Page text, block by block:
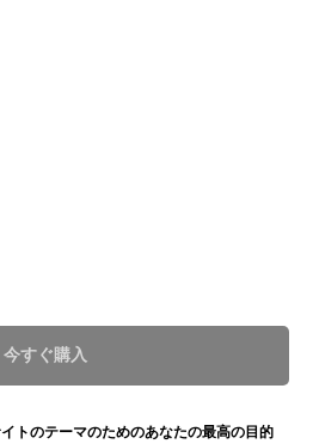
今すぐ購入
トのテーマのためのあなたの最高の目的